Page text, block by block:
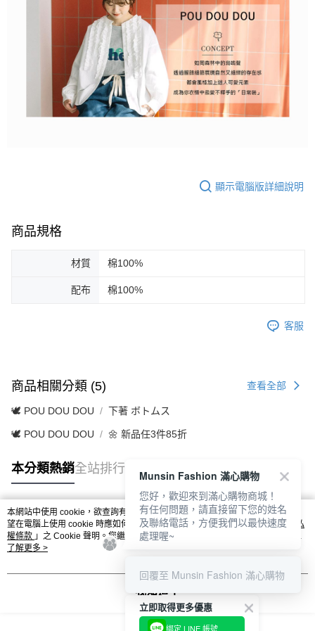
顯示電腦版詳細說明
商品規格
材質 棉100%
配布 棉100%
客服
商品相關分類 (5) 查看全部
🕊️ POU DOU DOU 下著 ボトムス
🕊️ POU DOU DOU 🌼 新品任3件85折
本分類熱銷全站排行
熱門標籤
本網站中使用 cookie，欲查詢有關本網站使用 cookie 方式之詳情，及若您不希
望在電腦上使用 cookie 時應如何變更電腦的 cookie 設定，請參閱本網站「
隱私
權條款 」之 Cookie 聲明。您繼續使用本網站即表示您同意本公司得按本網站使
用條款之 Cookie 聲明使用 cookie。
了解更多 >
我知道了
立即取得更多優惠
綁定 LINE 帳號
Munsin Fashion 滿心購物
您好，歡迎來到滿心購物商城！
有任何問題，請直接留下您的姓名
及聯絡電話，方便我們以最快速度
處理喔~
回覆至 Munsin Fashion 滿心購物